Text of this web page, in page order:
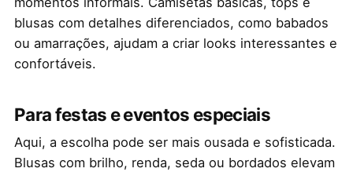
blusas com detalhes diferenciados, como babados
ou amarrações, ajudam a criar looks interessantes e
confortáveis.
Para festas e eventos especiais
Aqui, a escolha pode ser mais ousada e sofisticada.
Blusas com brilho, renda, seda ou bordados elevam